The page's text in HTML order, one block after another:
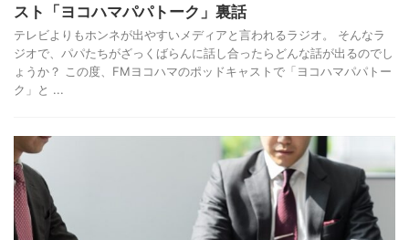
スト「ヨコハマパパトーク」裏話
テレビよりもホンネが出やすいメディアと言われるラジオ。 そんなラ
ジオで、パパたちがざっくばらんに話し合ったらどんな話が出るのでし
ょうか？ この度、FMヨコハマのポッドキャストで「ヨコハマパパトー
ク」と ...